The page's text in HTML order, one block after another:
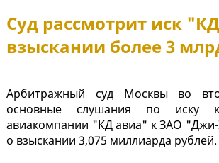
Суд рассмотрит иск
взыскании более 3
Арбитражный суд Москвы во
основные слушания по иску
авиакомпании "КД авиа" к ЗАО
о взыскании 3,075 миллиарда рублей.